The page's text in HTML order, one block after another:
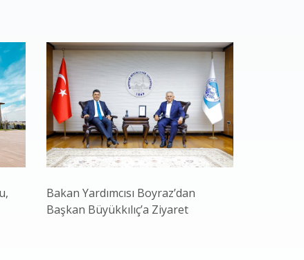
Bakan Yardımcısı Boyraz’dan
Başkan Büyükkılıç’a Ziyaret